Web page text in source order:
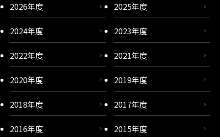
2026年度 2025年度
2024年度 2023年度
2022年度 2021年度
2020年度 2019年度
2018年度 2017年度
2016年度 2015年度